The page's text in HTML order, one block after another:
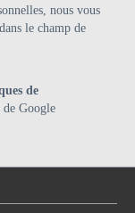
nous vous
le champ de
de
de Google